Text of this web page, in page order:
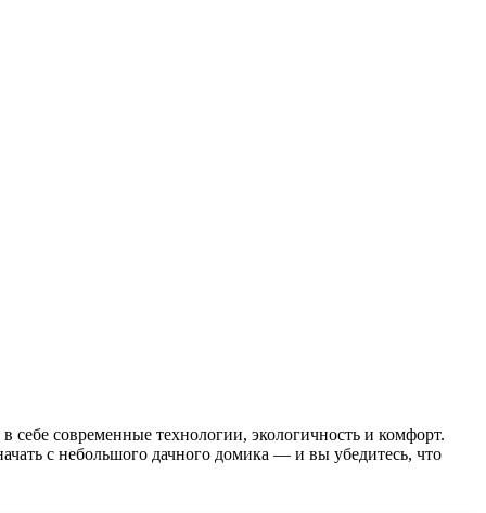
современные технологии, экологичность и комфорт.
с небольшого дачного домика — и вы убедитесь, что